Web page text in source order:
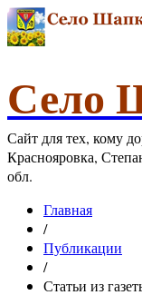
Село
Сайт для тех, кому
Краснояровка,
обл.
Главная
/
Публикации
/
Статьи из